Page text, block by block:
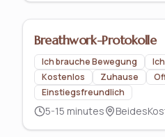
Breathwork-Protokolle
Ich brauche Bewegung
Kostenlos
Zuhause
Einstiegsfreundlich
5-15 minutes Beides